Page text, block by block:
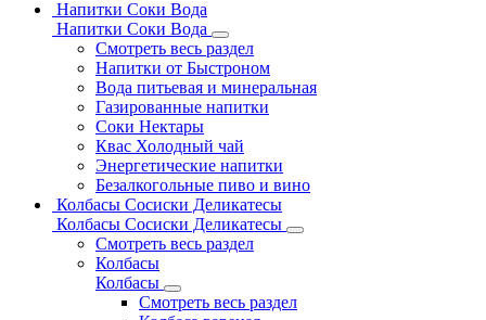
Напитки Соки Вода
Напитки Соки Вода
Смотреть весь раздел
Напитки от Быстроном
Вода питьевая и минеральная
Газированные напитки
Соки Нектары
Квас Холодный чай
Энергетические напитки
Безалкогольные пиво и вино
Колбасы Сосиски Деликатесы
Колбасы Сосиски Деликатесы
Смотреть весь раздел
Колбасы
Колбасы
Смотреть весь раздел